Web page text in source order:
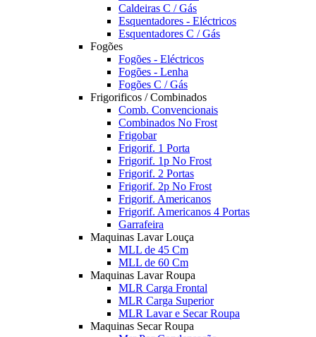
Caldeiras C / Gás
Esquentadores - Eléctricos
Esquentadores C / Gás
Fogões
Fogões - Eléctricos
Fogões - Lenha
Fogões C / Gás
Frigorificos / Combinados
Comb. Convencionais
Combinados No Frost
Frigobar
Frigorif. 1 Porta
Frigorif. 1p No Frost
Frigorif. 2 Portas
Frigorif. 2p No Frost
Frigorif. Americanos
Frigorif. Americanos 4 Portas
Garrafeira
Maquinas Lavar Louça
MLL de 45 Cm
MLL de 60 Cm
Maquinas Lavar Roupa
MLR Carga Frontal
MLR Carga Superior
MLR Lavar e Secar Roupa
Maquinas Secar Roupa